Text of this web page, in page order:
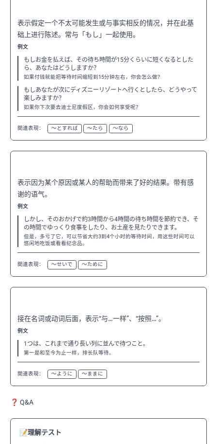
表示假定一个不太可能发生或与事实相反的情况，并在此基
础上进行陈述。常与「もし」一起使用。
例文
もしお金を払えば、その待ち時間が15分くらいに短くなるとした
ら、あなたはどうしますか？
如果付钱就能把等待时间缩短到15分钟左右，你会怎么做？
もしあなたが次にディズニーリゾートへ行くとしたら、どうやって
楽しみますか？
如果你下次要去迪士尼度假区，你会如何享受呢？
関連表現： 〜とすれば 〜たら 〜なら
表示因为某个原因或某人的帮助而带来了好的结果。带有感
谢的语气。
例文
しかし、そのおかげで約3時間から4時間の待ち時間を節約でき、そ
の時間でゆっくり食事をしたり、お土産を見たりできます。
但是，多亏了它，可以节省大约3到4个小时的等待时间，用这些时间可以
悠闲地吃饭或看看纪念品。
関連表現： 〜せいで 〜ために
接在名词或动词后面，表示“与…一样”、“按照…”。
例文
1つは、これまで通り長い列に並んで待つこと。
第一是和至今为止一样，排长队等待。
関連表現： 〜ように 〜ままに
❓ Q&A
📝理解テスト